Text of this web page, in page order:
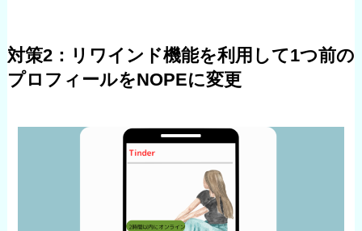
対策2：リワインド機能を利用して1つ前の
プロフィールをNOPEに変更